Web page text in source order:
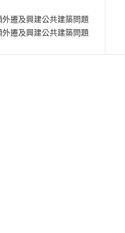
外遷及興建公共建築問題
外遷及興建公共建築問題